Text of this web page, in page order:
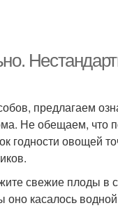
предлагаем
Не обещаем, что
годности овощей
свежие плоды в
оно касалось